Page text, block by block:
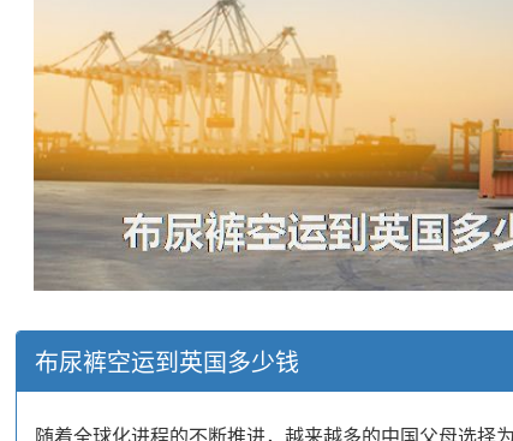
布尿裤空运到英国多少钱